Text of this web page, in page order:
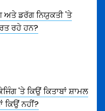
ਅਤੇ ਡਰੱਗ ਨਿਯੁਕਤੀ 'ਤੇ
ਰਹੇ ਹਨ?
'ਤੇ ਕਿਉਂ ਕਿਤਾਬਾਂ ਸ਼ਾਮਲ
ਕਿਉਂ ਨਹੀਂ?